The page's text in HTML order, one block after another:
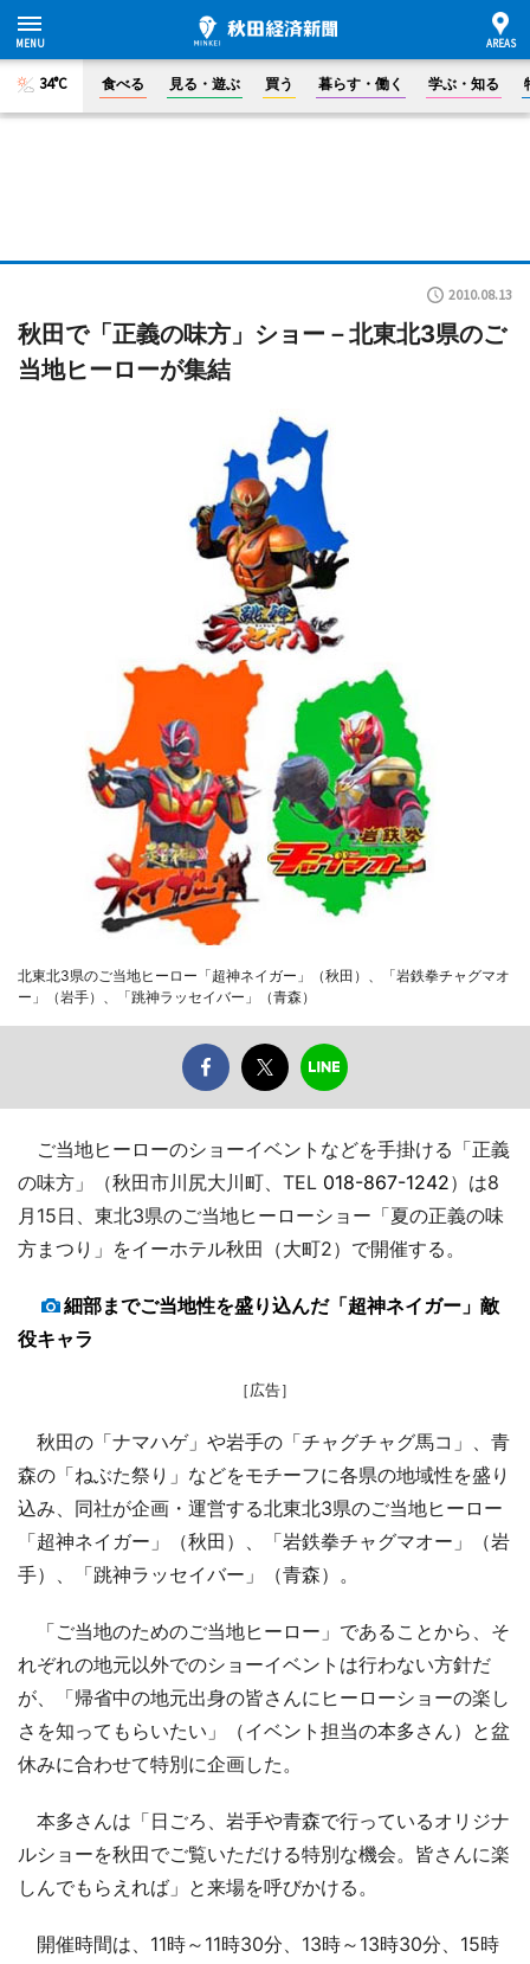
34°C 食べる 見る・遊ぶ 買う 暮らす・働く 学ぶ・知る
2010.08.13
秋田で「正義の味方」ショー－北東北3県のご
当地ヒーローが集結
北東北3県のご当地ヒーロー「超神ネイガー」（秋田）、「岩鉄拳チャグマオ
ー」（岩手）、「跳神ラッセイバー」（青森）
ご当地ヒーローのショーイベントなどを手掛ける「正義
の味方」（秋田市川尻大川町、TEL 018-867-1242）は8
月15日、東北3県のご当地ヒーローショー「夏の正義の味
方まつり」をイーホテル秋田（大町2）で開催する。
細部までご当地性を盛り込んだ「超神ネイガー」敵
役キャラ
［広告］
秋田の「ナマハゲ」や岩手の「チャグチャグ馬コ」、青
森の「ねぶた祭り」などをモチーフに各県の地域性を盛り
込み、同社が企画・運営する北東北3県のご当地ヒーロー
「超神ネイガー」（秋田）、「岩鉄拳チャグマオー」（岩
手）、「跳神ラッセイバー」（青森）。
「ご当地のためのご当地ヒーロー」であることから、そ
れぞれの地元以外でのショーイベントは行わない方針だ
が、「帰省中の地元出身の皆さんにヒーローショーの楽し
さを知ってもらいたい」（イベント担当の本多さん）と盆
休みに合わせて特別に企画した。
本多さんは「日ごろ、岩手や青森で行っているオリジナ
ルショーを秋田でご覧いただける特別な機会。皆さんに楽
しんでもらえれば」と来場を呼びかける。
開催時間は、11時～11時30分、13時～13時30分、15時